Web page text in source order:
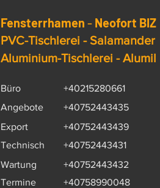
Fensterrhamen - Neofort BIZ
PVC-Tischlerei - Salamander
Aluminium-Tischlerei - Alumil
Büro
+40215280661
Angebote
+40752443435
Export
+40752443439
Technisch
+40752443431
Wartung
+40752443432
Termine
+40758990048